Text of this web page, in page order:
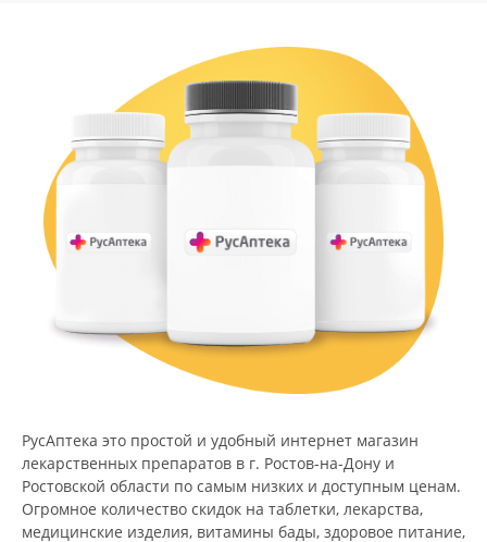
РусАптека это простой и удобный интернет магазин
лекарственных препаратов в г. Ростов-на-Дону и
Ростовской области по самым низких и доступным ценам.
Огромное количество скидок на таблетки, лекарства,
медицинские изделия, витамины бады, здоровое питание,